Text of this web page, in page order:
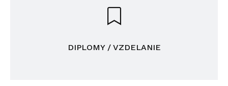
DIPLOMY / VZDELANIE